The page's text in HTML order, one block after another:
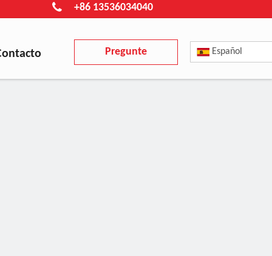
+86 13536034040
Pregunte
ahora
Español